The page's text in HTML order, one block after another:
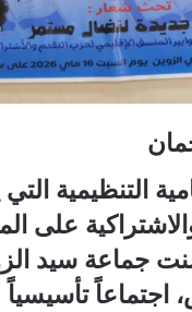
التنظيمية
على
جماعة سيد
اجتماعاً